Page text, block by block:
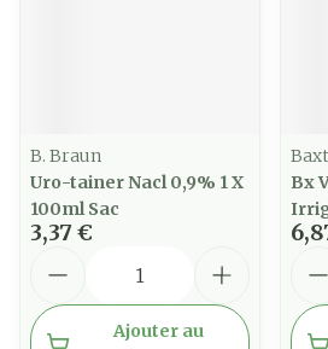
B. Braun
Uro-tainer Nacl 0,9% 1 X
100ml Sac
3,37 €
Ajouter au
Bx